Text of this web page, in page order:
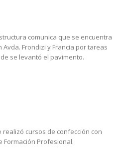
comunica que se encuentra
Frondizi y Francia por tareas
se levantó el pavimento.
cursos de confección con
Formación Profesional.